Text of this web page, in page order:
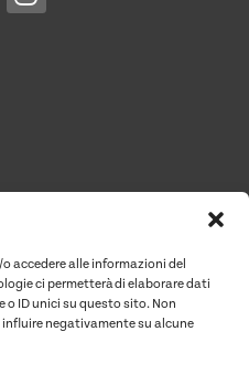
accedere alle informazioni del
ci permetterà di elaborare dati
ID unici su questo sito. Non
negativamente su alcune